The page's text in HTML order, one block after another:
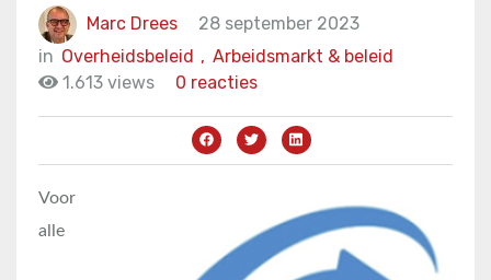
Marc Drees
28 september 2023
in
Arbeidsmarkt & beleid
Overheidsbeleid ,
1.613 views
0 reacties
Voor
alle